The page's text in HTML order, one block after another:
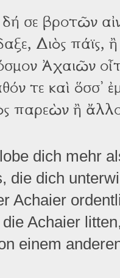
σε βροτῶν
Διὸς πάϊς,
Ἀχαιῶν
τε καὶ ὅσσ᾽
παρεὼν ἢ
dich mehr
die dich
Achaier
Achaier
einem